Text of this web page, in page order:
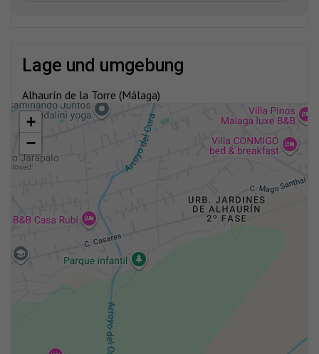
lage und umgebung
Alhaurín de la Torre (Málaga)
+
−